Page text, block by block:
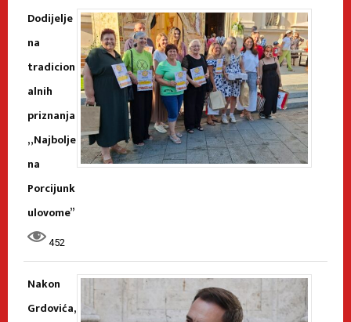
Dodijelje
na
tradicion
alnih
priznanja
„Najbolje
na
Porcijunk
ulovome”
452
Nakon
Grdovića,